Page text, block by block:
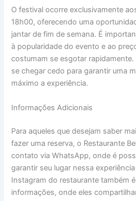
O festival ocorre exclusivamente
18h00, oferecendo uma
jantar de fim de semana. É
à popularidade do evento e ao
costumam se esgotar
se chegar cedo para garantir uma
máximo a experiência.
Informações Adicionais
Para aqueles que desejam saber
fazer uma reserva, o Restaurante
contato via WhatsApp, onde é
garantir seu lugar nessa
Instagram do restaurante também
informações, onde eles